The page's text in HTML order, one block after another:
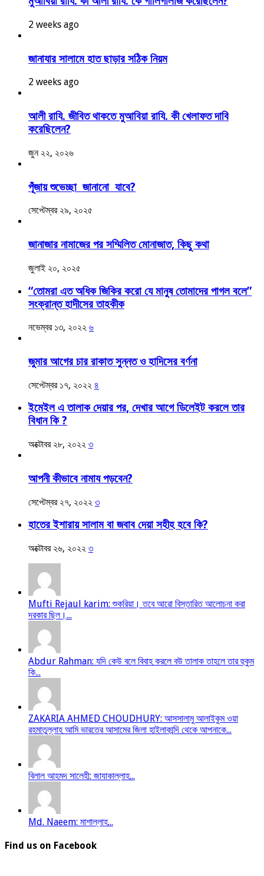
2 weeks ago
জানাযার সালামে হাত ছাড়ার সঠিক নিয়ম
2 weeks ago
আলী রাযি. জীবিত থাকতে মুআবিয়া রাযি. কী খেলাফত দাবি
করেছিলেন?
জুন ২২, ২০২৬
পূঁজায় শুভেচ্ছা জানানো যাবে?
সেপ্টেম্বর ২৯, ২০২৫
জানাজার নামাজের পর সম্মিলিত মোনাজাত, কিছু কথা
জুলাই ২০, ২০২৫
“তোমরা এত অধিক জিকির করো যে মানুষ তোমাদের পাগল বলে”
সংক্রান্ত হাদীসের তাহকীক
নভেম্বর ১৩, ২০২২ ৬
জুমার আগের চার রাকাত সুন্নত ও হাদিসের বর্ণনা
সেপ্টেম্বর ১৭, ২০২২ ৪
ইমেইল এ তালাক দেয়ার পর, দেখার আগে ডিলেইট করলে তার
বিধান কি ?
অক্টোবর ২৮, ২০২২ ৩
আপনী কীভাবে নামায পড়বেন?
সেপ্টেম্বর ২৭, ২০২২ ৩
হাতের ইশারায় সালাম বা জবাব দেয়া সহীহ হবে কি?
অক্টোবর ২৬, ২০২২ ৩
Mufti Rejaul karim: শুকরিয়া। তবে আরো বিস্তারিত আলোচনা করা
দরকার ছিল।...
Abdur Rahman: যদি কেউ বলে বিবাহ করলে বউ তালাক তাহলে তার হুকুম
কি...
ZAKARIA AHMED CHOUDHURY: আসসালামু আলাইকুম ওয়া
রহমাতুল্লাহ আমি ভারতের আসামের জিলা হাইলাকান্দি থেকে আপনাকে...
বিলাল আহমদ সালেহী: জাযাকাল্লাহ...
Md. Naeem: মাশাল্লাহ...
Find us on Facebook